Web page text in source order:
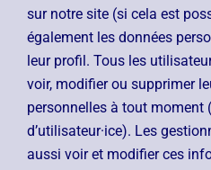
sur notre site (si cela est
également les données
leur profil. Tous les
voir, modifier ou supprimer
personnelles à tout moment
d’utilisateur·ice). Les
aussi voir et modifier ces